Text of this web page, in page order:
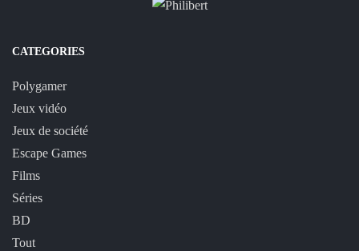
CATEGORIES
Polygamer
Jeux vidéo
Jeux de société
Escape Games
Films
Séries
BD
Tout